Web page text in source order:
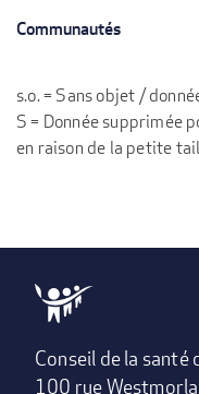
Communautés
s.o. = Sans objet /
S = Donnée supprimée
en raison de la petite
Conseil de la
100 rue